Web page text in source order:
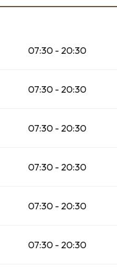
bis zum30 Juni 2026
07:30 - 20:30
07:30 - 20:30
07:30 - 20:30
07:30 - 20:30
07:30 - 20:30
07:30 - 20:30